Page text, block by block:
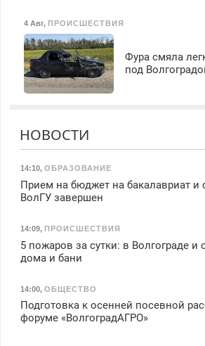
4 Авг, ПРОИСШЕСТВИЯ
Фура смяла
под
НОВОСТИ
14:10, ОБРАЗОВАНИЕ
Прием на бюджет на бакалавриат и
ВолГУ завершен
14:09, ПРОИСШЕСТВИЯ
5 пожаров за сутки: в Волгограде и
дома и бани
14:00, ОБЩЕСТВО
Подготовка к осенней посевной
форуме «ВолгоградАГРО»